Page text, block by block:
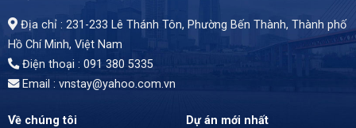
Địa chỉ : 231-233 Lê Thánh Tôn, Phường Bến Thành, Thành phố
Hồ Chí Minh, Việt Nam
Điện thoại : 091 380 5335
Email : vnstay@yahoo.com.vn
Về chúng tôi
Dự án mới nhất